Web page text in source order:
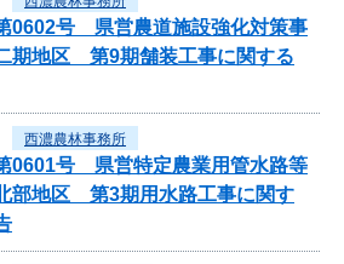
0602号 県営農道施設強化対策事
期地区 第9期舗装工事に関する
西濃農林事務所
0601号 県営特定農業用管水路等
部地区 第3期用水路工事に関す